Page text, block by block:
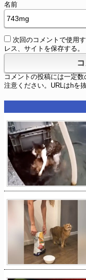
名前
次回のコメントで使用
レス、サイトを保存する。
コメントの投稿には一定
注意ください。URLはhを